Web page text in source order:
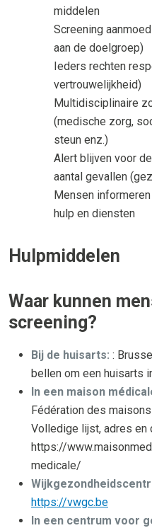
middelen
Screening
aan de doelgroep)
Ieders rechten
vertrouwelijkheid)
Multidisciplinaire
(medische zorg,
steun enz.)
Alert blijven voor
aantal gevallen
Mensen
hulp en diensten
Hulpmiddelen
Waar kunnen
screening?
Bij de huisarts: :
bellen om een huisarts
In een maison
Fédération des
Volledige lijst, adres en
https://
medicale/
https://vwgc.be
In een centrum voor